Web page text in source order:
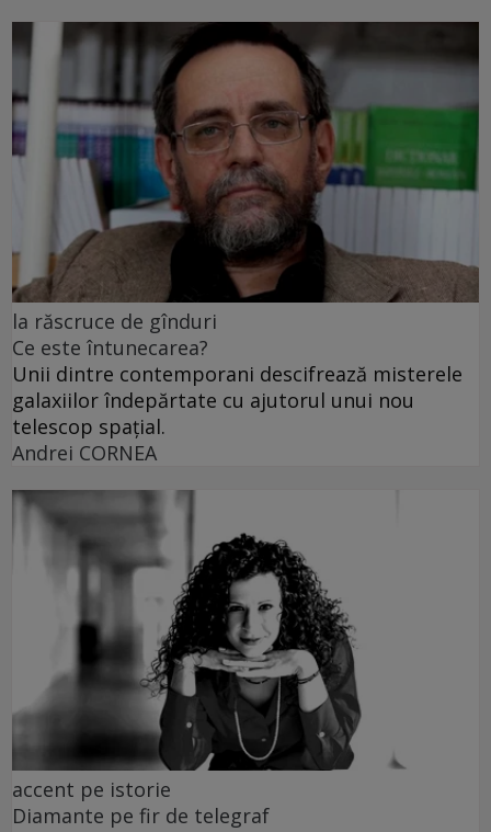
la răscruce de gînduri
Ce este întunecarea?
Unii dintre contemporani descifrează misterele
galaxiilor îndepărtate cu ajutorul unui nou
telescop spațial.
Andrei CORNEA
accent pe istorie
Diamante pe fir de telegraf